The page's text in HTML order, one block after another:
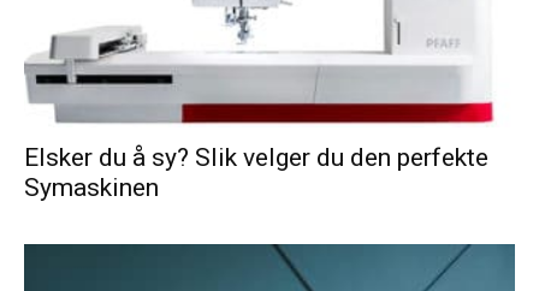
Elsker du å sy? Slik velger du den perfekte
Symaskinen